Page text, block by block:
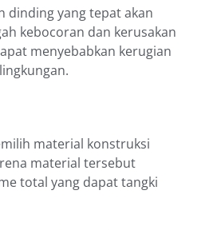
dinding yang tepat akan
kebocoran dan kerusakan
menyebabkan kerugian
material konstruksi
material tersebut
total yang dapat tangki